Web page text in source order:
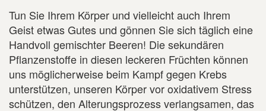
Tun Sie Ihrem Körper und vielleicht auch Ihrem
Geist etwas Gutes und gönnen Sie sich täglich eine
Handvoll gemischter Beeren! Die sekundären
Pflanzenstoffe in diesen leckeren Früchten können
uns möglicherweise beim Kampf gegen Krebs
unterstützen, unseren Körper vor oxidativem Stress
schützen, den Alterungsprozess verlangsamen, das